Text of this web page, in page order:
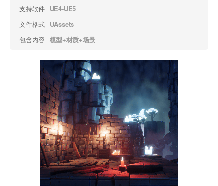
支持软件 UE4-UE5
文件格式 UAssets
包含内容 模型+材质+场景